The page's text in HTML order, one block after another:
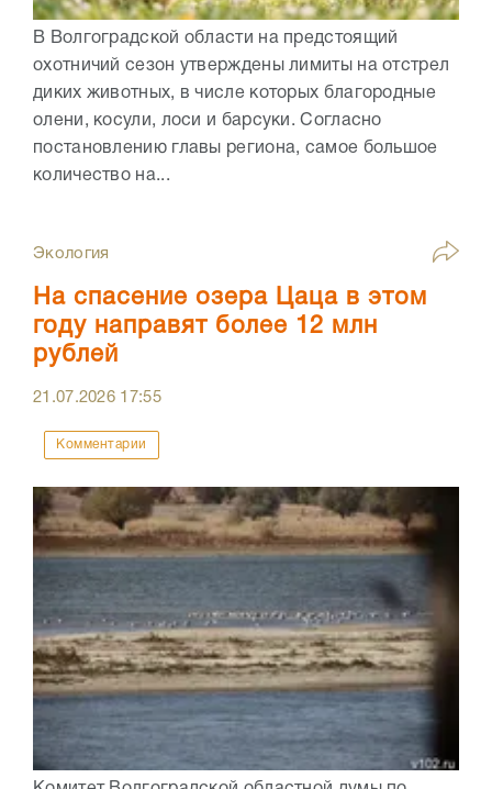
В Волгоградской области на предстоящий
охотничий сезон утверждены лимиты на отстрел
диких животных, в числе которых благородные
олени, косули, лоси и барсуки. Согласно
постановлению главы региона, самое большое
количество на...
Экология
На спасение озера Цаца в этом
году направят более 12 млн
рублей
21.07.2026 17:55
Комментарии